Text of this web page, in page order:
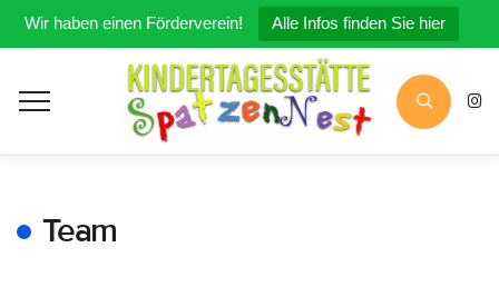
Wir haben einen Förderverein! Alle Infos finden Sie hier
Team